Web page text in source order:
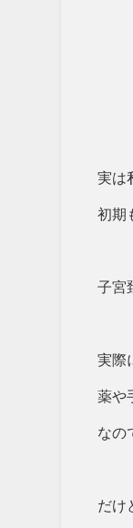
実は
初期
子宮
実際
薬や
なの
だけ